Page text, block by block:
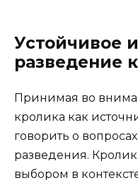
Устойчивое
разведение
Принимая во
кролика как
говорить о
разведения.
выбором в